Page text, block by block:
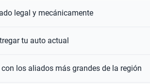
legal y mecánicamente
tu auto actual
los aliados más grandes de la región